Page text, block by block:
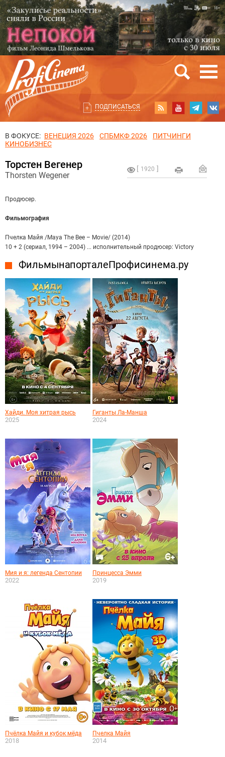
ПОДПИСАТЬСЯ
В ФОКУСЕ: ВЕНЕЦИЯ 2026 СПБМКФ 2026
ПИТЧИНГИ
КИНОБИЗНЕС
1920
Торстен Вегенер
Thorsten Wegener
Продюсер.
Фильмография
Пчелка Майя /Maya The Bee – Movie/ (2014)
10 + 2 (сериал, 1994 – 2004) ... исполнительный продюсер: Victory
Фильмы на портале Профисинема.ру
Хайди. Моя хитрая рысь
2025
Гиганты Ла-Манша
2024
Мия и я: легенда Сентопии
2022
Принцесса Эмми
2019
Пчёлка Майя и кубок мёда
2018
Пчелка Майя
2014